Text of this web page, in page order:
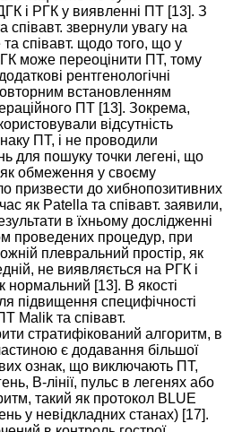
і РГК у виявленні ПТ [13]. З
співавт. звернули увагу на
співавт. щодо того, що у
може переоцінити ПТ, тому
рентгенологічні
встановленням
ПТ [13]. Зокрема,
відсутність
ПТ, і не проводили
для пошуку точки легені, що
обмеження у своєму
призвести до хибнопозитивних
як Patella та співавт. заявили,
в їхньому дослідженні
проведених процедур, при
плевральний простір, як
не виявляється на РГК і
нормальний [13]. В якості
підвищення специфічності
Malik та співавт.
стратифікований алгоритм, в
є додавання більшої
ознак, що виключають ПТ,
В-лінії, пульс в легенях або
такий як протокол BLUE
у невідкладних станах) [17].